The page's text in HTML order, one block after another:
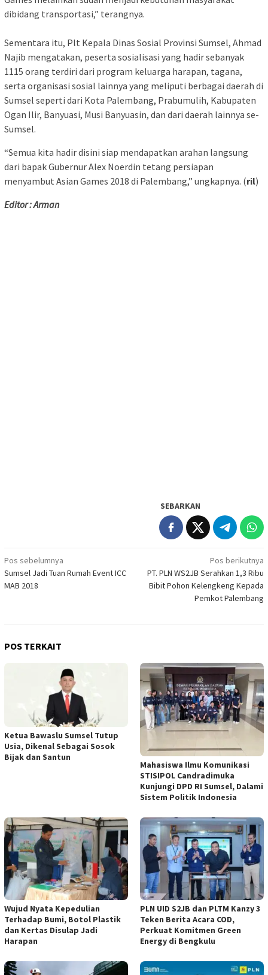
dibidang transportasi,” terangnya.
Sementara itu, Plt Kepala Dinas Sosial Provinsi Sumsel, Ahmad
Najib mengatakan, peserta sosialisasi yang hadir sebanyak
1115 orang terdiri dari program keluarga harapan, tagana,
serta organisasi sosial lainnya yang meliputi berbagai daerah di
Sumsel seperti dari Kota Palembang, Prabumulih, Kabupaten
Ogan Ilir, Banyuasi, Musi Banyuasin, dan dari daerah lainnya se-
Sumsel.
“Semua kita hadir disini siap mendapatkan arahan langsung
dari bapak Gubernur Alex Noerdin tetang persiapan
menyambut Asian Games 2018 di Palembang,” ungkapnya. (ril)
Editor : Arman
SEBARKAN
Navigasi
pos
Pos sebelumnya
Sumsel Jadi Tuan Rumah Event ICC
MAB 2018
Pos berikutnya
PT. PLN WS2JB Serahkan 1,3 Ribu
Bibit Pohon Kelengkeng Kepada
Pemkot Palembang
POS TERKAIT
Ketua Bawaslu Sumsel Tutup
Usia, Dikenal Sebagai Sosok
Bijak dan Santun
Mahasiswa Ilmu Komunikasi
STISIPOL Candradimuka
Kunjungi DPD RI Sumsel, Dalami
Sistem Politik Indonesia
Wujud Nyata Kepedulian
Terhadap Bumi, Botol Plastik
dan Kertas Disulap Jadi
Harapan
PLN UID S2JB dan PLTM Kanzy 3
Teken Berita Acara COD,
Perkuat Komitmen Green
Energy di Bengkulu